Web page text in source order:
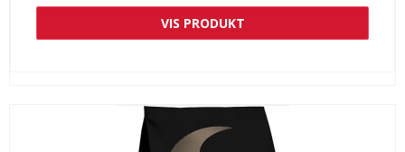
VIS PRODUKT